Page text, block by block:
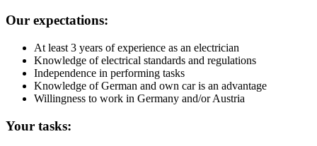
Our expectations:
At least 3 years of experience as an electrician
Knowledge of electrical standards and regulations
Independence in performing tasks
Knowledge of German and own car is an advantage
Willingness to work in Germany and/or Austria
Your tasks: